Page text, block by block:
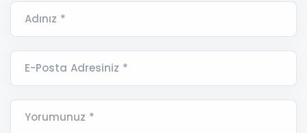
Adınız *
E-Posta Adresiniz *
Yorumunuz *